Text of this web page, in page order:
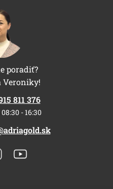
poradiť?
Veroniky!
811 376
- 16:30